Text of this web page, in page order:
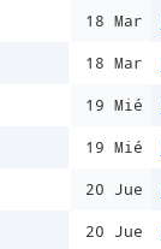
18 Mar
18 Mar
19 Mié
19 Mié
20 Jue
20 Jue